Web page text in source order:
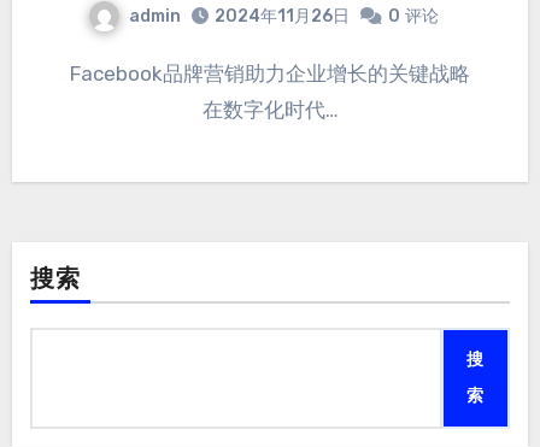
admin 2024年11月26日 0 评论
Facebook品牌营销助力企业增长的关键战略
在数字化时代…
搜索
搜
索